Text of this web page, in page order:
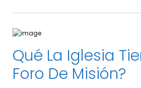
Qué La Iglesia
Foro De Misión?